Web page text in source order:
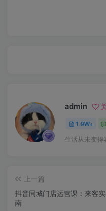
admin
1.9W+
生活从未变得
上一篇
抖音同城门店运营课：来客
南